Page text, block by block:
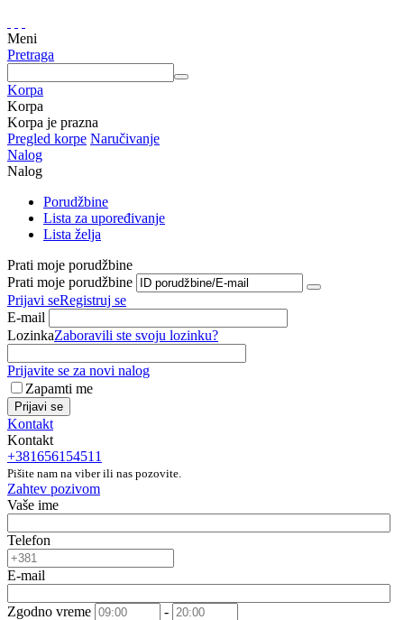
Meni
Pretraga
Korpa
Korpa
Korpa je prazna
Pregled korpe Naručivanje
Nalog
Nalog
Porudžbine
Lista za upoređivanje
Lista želja
Prati moje porudžbine
Prati moje porudžbine
Prijavi seRegistruj se
E-mail
LozinkaZaboravili ste svoju lozinku?
Prijavite se za novi nalog
Zapamti me
Prijavi se
Kontakt
Kontakt
+381656154511
Pišite nam na viber ili nas pozovite.
Zahtev pozivom
Vaše ime
Telefon
E-mail
Zgodno vreme -